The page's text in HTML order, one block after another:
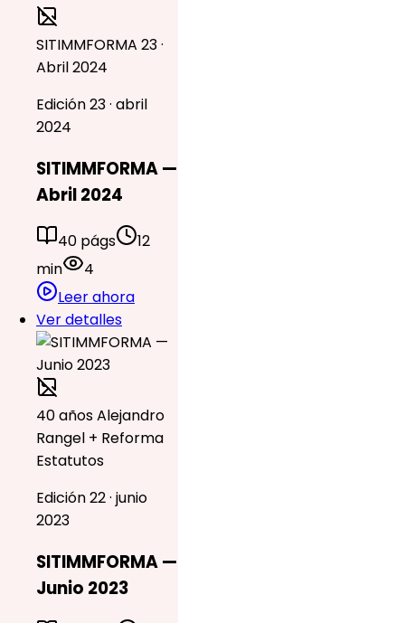
SITIMMFORMA 23 ·
Abril 2024
Edición 23 · abril
2024
SITIMMFORMA —
Abril 2024
40 págs
12
min
4
Leer ahora
Ver detalles
40 años Alejandro
Rangel + Reforma
Estatutos
Edición 22 · junio
2023
SITIMMFORMA —
Junio 2023